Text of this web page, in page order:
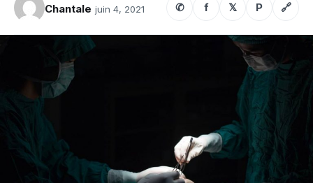
Chantale juin 4, 2021 ✆ f 𝕏 P 🔗